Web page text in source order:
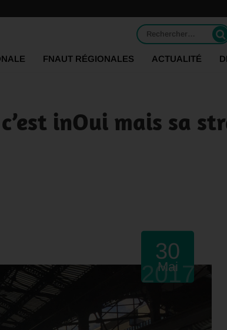
Rechercher :
FNAUT RÉGIONALES ACTUALITÉ
inOui mais sa
30
Mai
2017